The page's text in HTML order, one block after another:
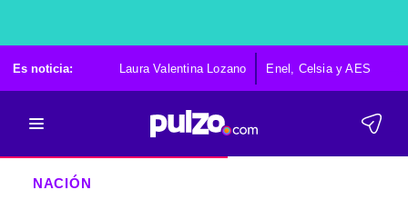
Es noticia: Laura Valentina Lozano Enel, Celsia y AES
NACIÓN